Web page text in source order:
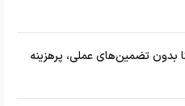
بدون تضمین‌های عملی، پرهزینه